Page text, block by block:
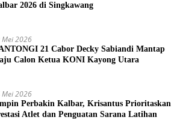
2026 di Singkawang
Mei 2026
21 Cabor Decky Sabiandi Mantap
Calon Ketua KONI Kayong Utara
Mei 2026
Perbakin Kalbar, Krisantus Prioritaskan
Atlet dan Penguatan Sarana Latihan